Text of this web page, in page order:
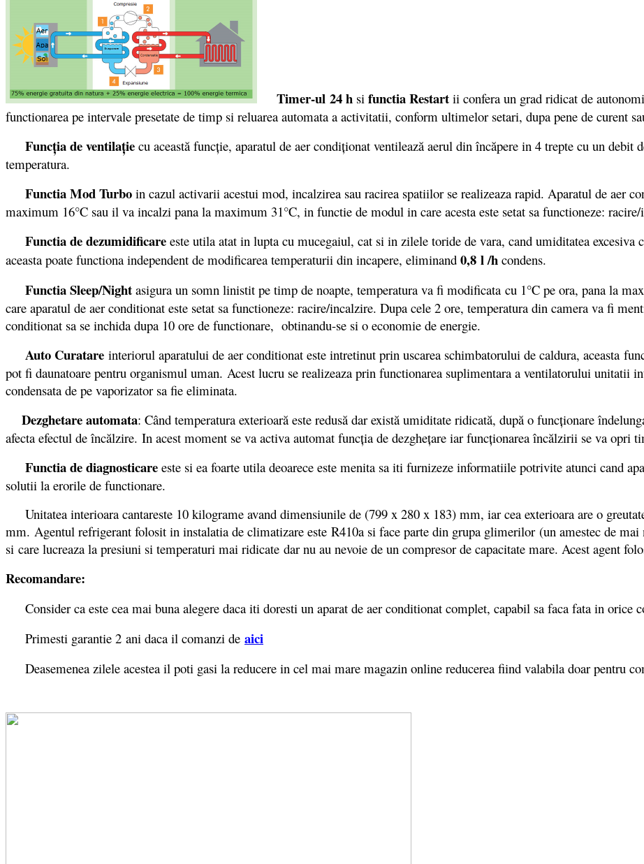
Timer-ul 24 h si functia Restart ii confera un grad ridicat de
functionarea pe intervale presetate de timp si reluarea automata a activitatii, conform ultimelor setari, dupa pene de curent
Funcţia de ventilaţie cu această funcţie, aparatul de aer condiţionat ventilează aerul din încăpere in 4 trepte cu un
temperatura.
Functia Mod Turbo in cazul activarii acestui mod, incalzirea sau racirea spatiilor se realizeaza rapid. Aparatul de aer
maximum 16°C sau il va incalzi pana la maximum 31°C, in functie de modul in care acesta este setat sa functioneze:
Functia de dezumidificare este utila atat in lupta cu mucegaiul, cat si in zilele toride de vara, cand umiditatea excesiva
aceasta poate functiona independent de modificarea temperaturii din incapere, eliminand 0,8 l /h condens.
Functia Sleep/Night asigura un somn linistit pe timp de noapte, temperatura va fi modificata cu 1°C pe ora, pana la
care aparatul de aer conditionat este setat sa functioneze: racire/incalzire. Dupa cele 2 ore, temperatura din camera va fi
conditionat sa se inchida dupa 10 ore de functionare, obtinandu-se si o economie de energie.
Auto Curatare interiorul aparatului de aer conditionat este intretinut prin uscarea schimbatorului de caldura, aceasta
pot fi daunatoare pentru organismul uman. Acest lucru se realizeaza prin functionarea suplimentara a ventilatorului unitatii
condensata de pe vaporizator sa fie eliminata.
Dezghetare automata: Când temperatura exterioară este redusă dar există umiditate ridicată, după o funcţionare
afecta efectul de încălzire. In acest moment se va activa automat funcţia de dezgheţare iar funcţionarea încălzirii se va opri
Functia de diagnosticare este si ea foarte utila deoarece este menita sa iti furnizeze informatiile potrivite atunci cand
solutii la erorile de functionare.
Unitatea interioara cantareste 10 kilograme avand dimensiunile de (799 x 280 x 183) mm, iar cea exterioara are o
mm. Agentul refrigerant folosit in instalatia de climatizare este R410a si face parte din grupa glimerilor (un amestec de
si care lucreaza la presiuni si temperaturi mai ridicate dar nu au nevoie de un compresor de capacitate mare. Acest agent
Recomandare:
Consider ca este cea mai buna alegere daca iti doresti un aparat de aer conditionat complet, capabil sa faca fata in orice
Primesti garantie 2 ani daca il comanzi de aici
Deasemenea zilele acestea il poti gasi la reducere in cel mai mare magazin online reducerea fiind valabila doar pentru